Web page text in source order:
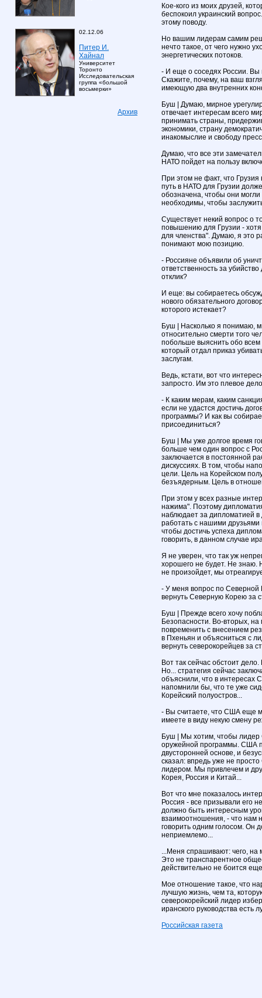
02.12.06
Питер И.
Хайнал
Университет
Торонто
Исследовательская
группа «большой
восьмерки»
Архив
Кое-кого из моих друзей,
беспокоил украинский
этому поводу.
Но вашим лидерам самим
нечто такое, от чего нужно
энергетических потоков.
- И еще о соседях России. Вы
Скажите, почему, на ваш
имеющую два внутренних
Буш | Думаю, мирное
отвечает интересам всего
принимать страны,
экономики, страну
инакомыслие и свободу
Думаю, что все эти
НАТО пойдет на пользу
При этом не факт, что
путь в НАТО для Грузии
обозначена, чтобы они
необходимы, чтобы
Существует некий вопрос о
повышению для Грузии -
для членства". Думаю, я это
понимают мою позицию.
- Россияне объявили об
ответственность за
отклик?
И еще: вы собираетесь
нового обязательного
которого истекает?
Буш | Насколько я понимаю,
относительно смерти того
побольше выяснить обо всем
который отдал приказ
заслугам.
Ведь, кстати, вот что
запросто. Им это плевое
- К каким мерам, каким
если не удастся достичь
программы? И как вы
присоединиться?
Буш | Мы уже долгое время
больше чем один вопрос с
заключается в постоянной
дискуссиях. В том, чтобы
цели. Цель на Корейском
безъядерным. Цель в
При этом у всех разные
нажима". Поэтому
наблюдает за дипломатией
работать с нашими друзьями
чтобы достичь успеха
говорить, в данном случае
Я не уверен, что так уж
хорошего не будет. Не знаю.
не произойдет, мы
- У меня вопрос по Северной
вернуть Северную Корею за
Буш | Прежде всего хочу
Безопасности. Во-вторых,
повременить с внесением
в Пхеньян и объясниться с
вернуть северокорейцев за
Вот так сейчас обстоит
Но... стратегия сейчас
объяснили, что в интересах
напомнили бы, что те уже
Корейский полуостров...
- Вы считаете, что США еще
имеете в виду некую смену
Буш | Мы хотим, чтобы лидер
оружейной программы. США
двусторонней основе, и
сказал: впредь уже не
лидером. Мы привлечем и
Корея, Россия и Китай...
Вот что мне показалось
Россия - все призывали его
должно быть интересным
взаимоотношения, - что нам
говорить одним голосом. Он
неприемлемо...
...Меня спрашивают: чего,
Это не транспарентное
действительно не боится
Мое отношение такое, что
лучшую жизнь, чем та,
северокорейский лидер
иранского руководства
Российская газета